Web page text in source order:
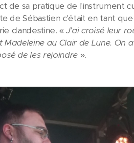
de sa pratique de l'instrument
de Sébastien c'était en tant
clandestine. « J'ai croisé leur
Madeleine au Clair de Lune.
de les rejoindre ».